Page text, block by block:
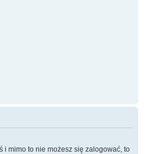
i mimo to nie możesz się zalogować, to